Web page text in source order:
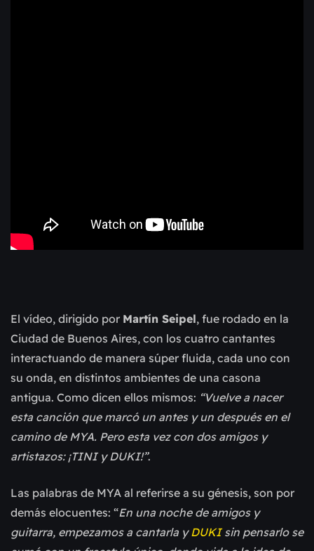
El vídeo, dirigido por Martín Seipel, fue rodado en la
Ciudad de Buenos Aires, con los cuatro cantantes
interactuando de manera súper fluida, cada uno con
su onda, en distintos ambientes de una casona
antigua. Como dicen ellos mismos: “Vuelve a nacer
esta canción que marcó un antes y un después en el
camino de MYA. Pero esta vez con dos amigos y
artistazos: ¡TINI y DUKI!”.
Las palabras de MYA al referirse a su génesis, son por
demás elocuentes: “En una noche de amigos y
guitarra, empezamos a cantarla yDUKIsin pensarlo se